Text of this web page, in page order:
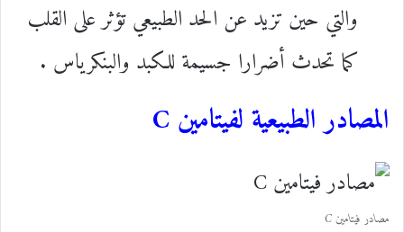
والتي حين تزيد عن الحد الطبيعي تؤثر على القلب
كما تحدث أضرارا جسيمة للكبد والبنكرياس .
المصادر الطبيعية لفيتامين C
مصادر فيتامين C